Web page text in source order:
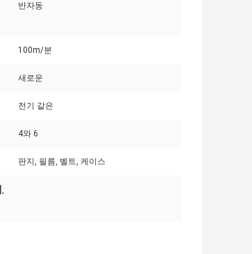
반자동
100m/분
새로운
전기 같은
4와 6
판지, 필름, 벨트, 케이스
,